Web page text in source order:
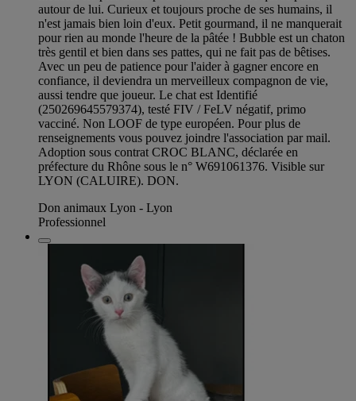
autour de lui. Curieux et toujours proche de ses humains, il
n'est jamais bien loin d'eux. Petit gourmand, il ne manquerait
pour rien au monde l'heure de la pâtée ! Bubble est un chaton
très gentil et bien dans ses pattes, qui ne fait pas de bêtises.
Avec un peu de patience pour l'aider à gagner encore en
confiance, il deviendra un merveilleux compagnon de vie,
aussi tendre que joueur. Le chat est Identifié
(250269645579374), testé FIV / FeLV négatif, primo
vacciné. Non LOOF de type européen. Pour plus de
renseignements vous pouvez joindre l'association par mail.
Adoption sous contrat CROC BLANC, déclarée en
préfecture du Rhône sous le n° W691061376. Visible sur
LYON (CALUIRE). DON.
Don animaux Lyon - Lyon
Professionnel